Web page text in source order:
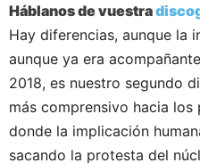
Háblanos de vuestra
Hay diferencias, aunque la
aunque ya era
2018, es nuestro segundo
más comprensivo hacia
donde la implicación
sacando la protesta del